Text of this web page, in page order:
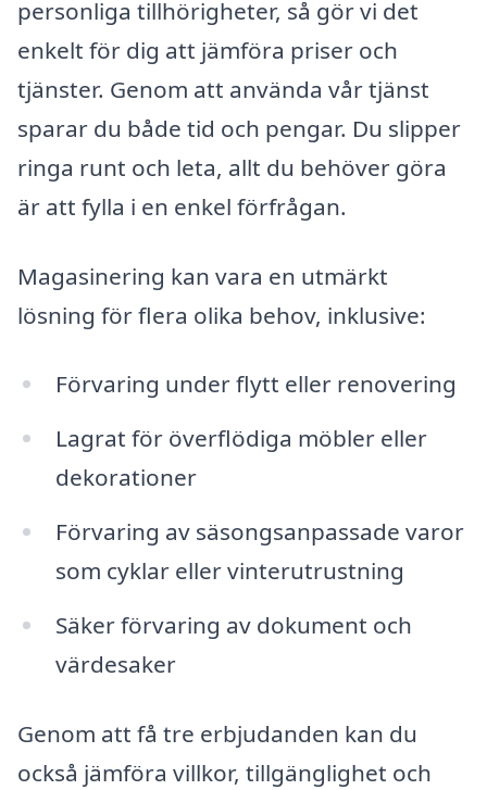
personliga tillhörigheter, så gör vi det
enkelt för dig att jämföra priser och
tjänster. Genom att använda vår tjänst
sparar du både tid och pengar. Du slipper
ringa runt och leta, allt du behöver göra
är att fylla i en enkel förfrågan.
Magasinering kan vara en utmärkt
lösning för flera olika behov, inklusive:
Förvaring under flytt eller renovering
Lagrat för överflödiga möbler eller
dekorationer
Förvaring av säsongsanpassade varor
som cyklar eller vinterutrustning
Säker förvaring av dokument och
värdesaker
Genom att få tre erbjudanden kan du
också jämföra villkor, tillgänglighet och